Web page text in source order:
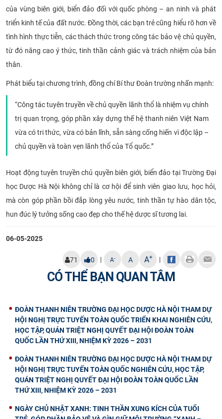
của vùng biên giới, biển đảo đối với quốc phòng – an ninh và phát
triển kinh tế của đất nước. Đồng thời, các bạn trẻ cũng hiểu rõ hơn về
tình hình thực tiễn, các thách thức trong công tác bảo vệ chủ quyền,
từ đó nâng cao ý thức, tinh thần cảnh giác và trách nhiệm của bản
thân.
Phát biểu tại chương trình, đồng chí Bí thư Đoàn trường nhấn mạnh:
“Công tác tuyên truyền về chủ quyền lãnh thổ là nhiệm vụ chính
trị quan trọng, góp phần xây dựng thế hệ thanh niên Việt Nam
vừa có tri thức, vừa có bản lĩnh, sẵn sàng cống hiến vì độc lập –
chủ quyền và toàn vẹn lãnh thổ của Tổ quốc.”
Hoạt động tuyên truyền chủ quyền biên giới, biển đảo tại Trường Đại
học Dược Hà Nội không chỉ là cơ hội để sinh viên giao lưu, học hỏi,
mà còn góp phần bồi đắp lòng yêu nước, tinh thần tự hào dân tộc,
hun đúc lý tưởng sống cao đẹp cho thế hệ dược sĩ tương lai.
06-05-2025
71 0 | A- A A+ |
CÓ THỂ BẠN QUAN TÂM
ĐOÀN THANH NIÊN TRƯỜNG ĐẠI HỌC DƯỢC HÀ NỘI THAM DỰ
HỘI NGHỊ TRỰC TUYẾN TOÀN QUỐC TRIỂN KHAI NGHIÊN CỨU,
HỌC TẬP, QUÁN TRIỆT NGHỊ QUYẾT ĐẠI HỘI ĐOÀN TOÀN
QUỐC LẦN THỨ XIII, NHIỆM KỲ 2026 – 2031
ĐOÀN THANH NIÊN TRƯỜNG ĐẠI HỌC DƯỢC HÀ NỘI THAM DỰ
HỘI NGHỊ TRỰC TUYẾN TOÀN QUỐC NGHIÊN CỨU, HỌC TẬP,
QUÁN TRIỆT NGHỊ QUYẾT ĐẠI HỘI ĐOÀN TOÀN QUỐC LẦN
THỨ XIII, NHIỆM KỲ 2026 – 2031
NGÀY CHỦ NHẬT XANH: TINH THẦN XUNG KÍCH CỦA TUỔI